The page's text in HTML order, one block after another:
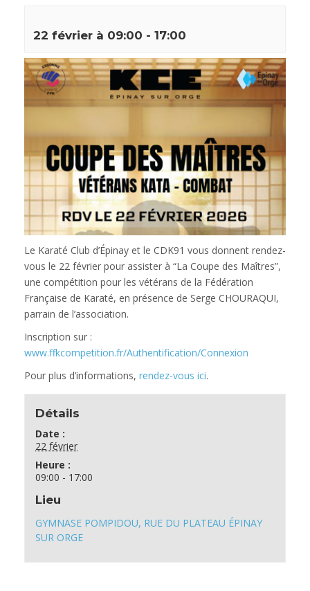
22 février à 09:00 - 17:00
Le Karaté Club d’Épinay et le CDK91 vous donnent rendez-
vous le 22 février pour assister à “La Coupe des Maîtres”,
une compétition pour les vétérans de la Fédération
Française de Karaté, en présence de Serge CHOURAQUI,
parrain de l’association.
Inscription sur :
www.ffkcompetition.fr/Authentification/Connexion
Pour plus d’informations, rendez-vous ici.
Détails
Date :
22 février
Heure :
09:00 - 17:00
Lieu
GYMNASE POMPIDOU, RUE DU PLATEAU ÉPINAY
SUR ORGE